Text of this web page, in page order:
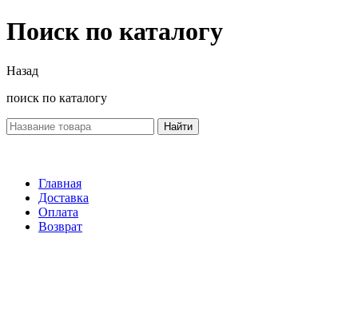
Поиск по каталогу
Назад
поиск по каталогу
Найти
Главная
Доставка
Оплата
Возврат